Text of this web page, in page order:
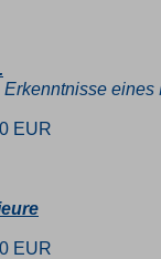
eines
EUR
EUR